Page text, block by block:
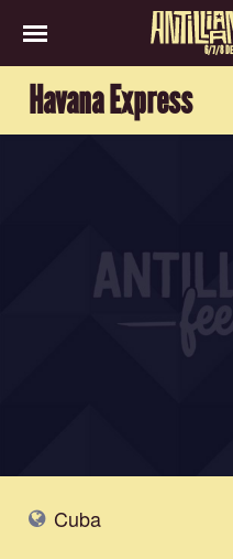
6/7/8 DE
Havana Express
Cuba